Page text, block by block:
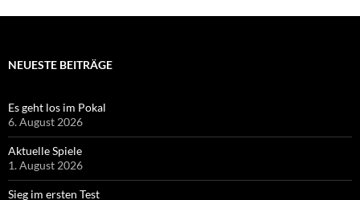
NEUESTE BEITRÄGE
Es geht los im Pokal
6. August 2026
Aktuelle Spiele
1. August 2026
Sieg im ersten Test